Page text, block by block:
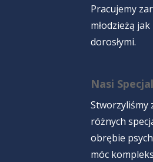
Pracujemy
młodzieżą
dorosłymi.
Nasi
Stworzyliśmy
różnych
obrębie
móc